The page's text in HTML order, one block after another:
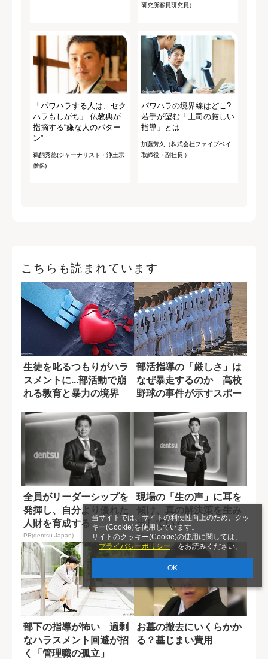
当サイトでは、サイトの利便性向上のため、クッ
キー(Cookie)を使用しています。
サイトのクッキー(Cookie)の使用に関しては、
「 プライバシーポリシー 」をお読みください。
OK
研究所客員研究員）
「パワハラする人は、セク
ハラもしがち」 仏教典が
指摘する“嫌な人のパター
ン”
鵜飼秀徳(ジャーナリスト・浄土宗
僧侶)
パワハラの境界線はどこ?
若手が望む「上司の厳しい
指導」とは
加藤芳久（株式会社ファイブベイ
取締役・副社長 ）
こちらも読まれています
生徒を叱るつもりがハラ
スメントに...部活動で崩
れる教育と暴力の境界
部活指導の「厳しさ」は
なぜ暴走するのか 高校
野球の事件が示すスポー
全員がリーダーシップを
発揮し、自分より優れた
人財を育成する
PR(dentsu Japan)
現場の「生の声」に耳を
傾け、真の解決策を生み
出していく
PR(dentsu Japan)
部下の指導が怖い 過剰
なハラスメント回避が招
く「管理職の孤立」
お墓の撤去にいくらかか
る？墓じまい費用